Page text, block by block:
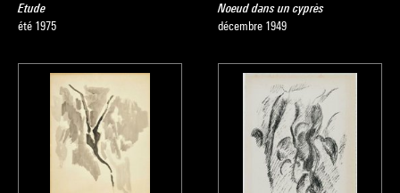
Etude
été 1975
Noeud dans un cyprès
décembre 1949